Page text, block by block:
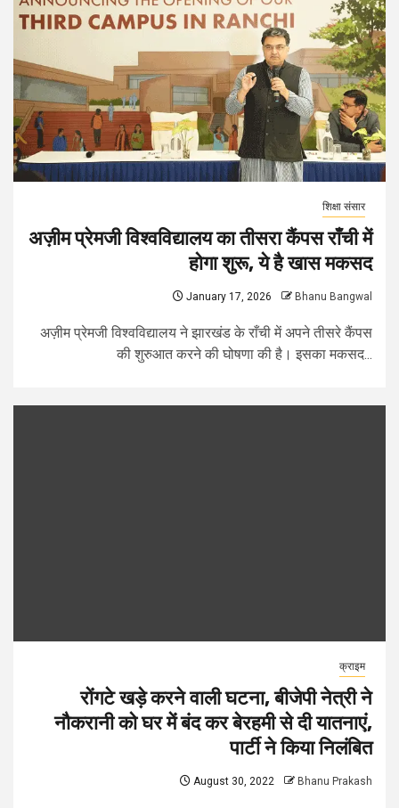
शिक्षा संसार
अज़ीम प्रेमजी विश्‍वविद्यालय का तीसरा कैंपस राँची में
होगा शुरू, ये है खास मकसद
January 17, 2026 Bhanu Bangwal
अज़ीम प्रेमजी विश्‍वविद्यालय ने झारखंड के राँची में अपने तीसरे कैंपस
की शुरुआत करने की घोषणा की है। इसका मकसद...
क्राइम
रोंगटे खड़े करने वाली घटना, बीजेपी नेत्री ने
नौकरानी को घर में बंद कर बेरहमी से दी यातनाएं,
पार्टी ने किया निलंबित
August 30, 2022 Bhanu Prakash